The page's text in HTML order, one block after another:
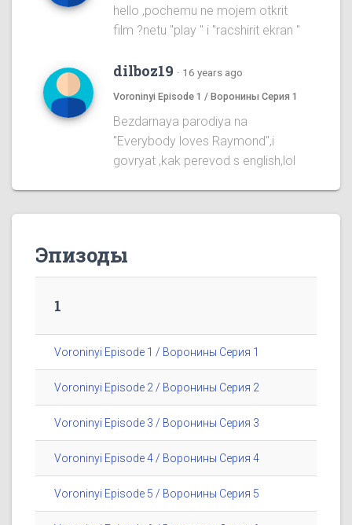
hello ,pochemu ne mojem otkrit
film ?netu "play " i "racshirit ekran "
dilboz19 · 16 years ago
Voroninyi Episode 1 / Воронины Серия 1
Bezdarnaya parodiya na
''Everybody loves Raymond'',i
govryat ,kak perevod s english,lol
Эпизоды
1
Voroninyi Episode 1 / Воронины Серия 1
Voroninyi Episode 2 / Воронины Серия 2
Voroninyi Episode 3 / Воронины Серия 3
Voroninyi Episode 4 / Воронины Серия 4
Voroninyi Episode 5 / Воронины Серия 5